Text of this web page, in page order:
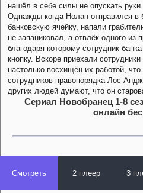
нашёл в себе силы не опускать руки.
Однажды когда Нолан отправился в
банковскую ячейку, напали
не запаниковал, а отвлёк одного из
благодаря которому сотрудник
кнопку. Вскоре приехали
настолько восхищён их работой,
сотрудников правопорядка Лос-
других людей думают, что он
Сериал Новобранец 1-8
онлайн
Смотреть 2 плеер 3